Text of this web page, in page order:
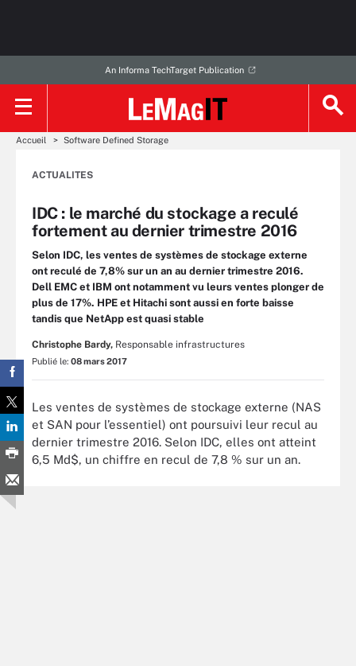
An Informa TechTarget Publication
Accueil Software Defined Storage
ACTUALITES
IDC : le marché du stockage a reculé
fortement au dernier trimestre 2016
Selon IDC, les ventes de systèmes de stockage externe
ont reculé de 7,8% sur un an au dernier trimestre 2016.
Dell EMC et IBM ont notamment vu leurs ventes plonger de
plus de 17%. HPE et Hitachi sont aussi en forte baisse
tandis que NetApp est quasi stable
Christophe Bardy, Responsable infrastructures
Publié le: 08 mars 2017
Les ventes de systèmes de stockage externe (NAS
et SAN pour l’essentiel) ont poursuivi leur recul au
dernier trimestre 2016. Selon IDC, elles ont atteint
6,5 Md$, un chiffre en recul de 7,8 % sur un an.